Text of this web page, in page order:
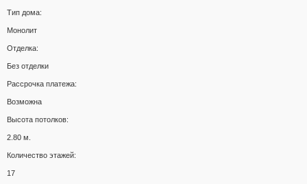
Тип дома:
Монолит
Отделка:
Без отделки
Рассрочка платежа:
Возможна
Высота потолков:
2.80 м.
Количество этажей:
17